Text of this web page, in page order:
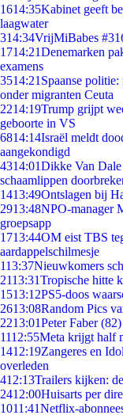
1614:35Kabinet geeft
laagwater
314:34VrijMiBabes
1714:21Denemarken
examens
3514:21 Spaanse
onder migranten Ceuta
2214:19Trump grijpt
geboorte in VS
6814:14Israël meldt
aangekondigd
4314:01Dikke Van
schaamlippen
1413:49Ontslagen bij
2913:48NPO-manager
groepsapp
1713:44OM eist TBS
aardappelschilmesje
113:37Nieuwkomers
2113:31Tropische hitte
1513:12PS5-doos
2613:08Random Pics
2213:01Peter Faber
1112:55Meta krijgt half
1412:19Zangeres en
overleden
412:13Trailers kijken:
2412:00Huisarts per
1011:41Netflix-